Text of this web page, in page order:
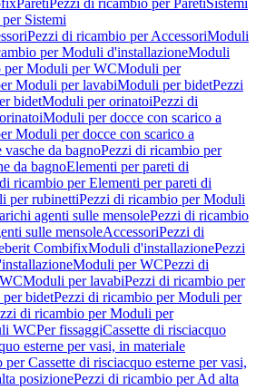
ParetiPezzi di ricambio per ParetiSistemi
Sistemi
Pezzi di ricambio per AccessoriModuli
per Moduli d'installazioneModuli
per Moduli per WCModuli per
Moduli per lavabiModuli per bidetPezzi
bidetModuli per orinatoiPezzi di
Moduli per docce con scarico a
Moduli per docce con scarico a
da bagnoPezzi di ricambio per
da bagnoElementi per pareti di
ricambio per Elementi per pareti di
per rubinettiPezzi di ricambio per Moduli
agenti sulle mensolePezzi di ricambio
sulle mensoleAccessoriPezzi di
CombifixModuli d'installazionePezzi
Moduli per WCPezzi di
Moduli per lavabiPezzi di ricambio per
bidetPezzi di ricambio per Moduli per
di ricambio per Moduli per
WCPer fissaggiCassette di risciacquo
esterne per vasi, in materiale
Cassette di risciacquo esterne per vasi,
posizionePezzi di ricambio per Ad alta